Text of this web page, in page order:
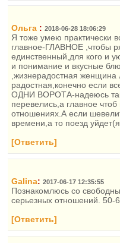
Ольга : 2018-06-28 18:06:29
Я тоже умею практически
главное-ГЛАВНОЕ ,чтобы
единственный,для кого и
и понимание и вкусные
,жизнерадостная
радостная,конечно если
ОДНИ ВОРОТА-надеюсь
перевелись,а главное
отношениях.А если
времени,а то поезд
[Ответить]
Galina: 2017-06-17 12:35:55
Познакомлюсь со
серьезных отношений. 50-
[Ответить]